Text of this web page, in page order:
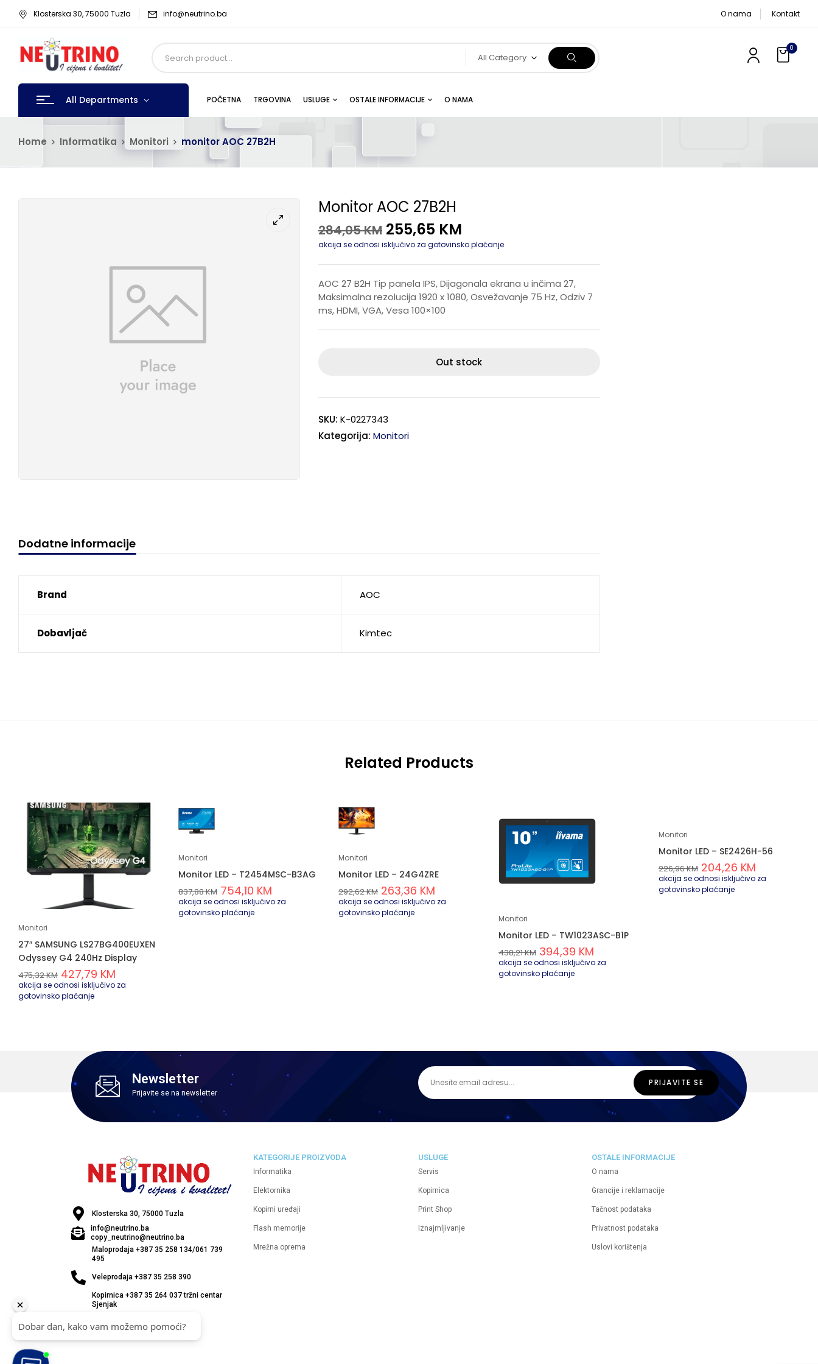
Klosterska 30, 75000 Tuzla info@neutrino.ba O nama Kontakt
All Category
0
All Departments POČETNA TRGOVINA USLUGE OSTALE INFORMACIJE O NAMA
Home Informatika Monitori monitor AOC 27B2H
Monitor AOC 27B2H
284,05KM 255,65 KM
akcija se odnosi isključivo za gotovinsko plaćanje
AOC 27 B2H Tip panela IPS, Dijagonala ekrana u inčima 27,
Maksimalna rezolucija 1920 x 1080, Osvežavanje 75 Hz, Odziv 7
ms, HDMI, VGA, Vesa 100×100
Out stock
SKU: K-0227343
Kategorija: Monitori
Dodatne informacije
Brand AOC
Dobavljač Kimtec
Related Products
Monitori
27″ SAMSUNG LS27BG400EUXEN
Odyssey G4 240Hz Display
475,32KM 427,79 KM
akcija se odnosi isključivo za
gotovinsko plaćanje
Monitori
Monitor LED – T2454MSC-B3AG
837,88KM 754,10 KM
akcija se odnosi isključivo za
gotovinsko plaćanje
Monitori
Monitor LED – 24G4ZRE
292,62KM 263,36 KM
akcija se odnosi isključivo za
gotovinsko plaćanje
Monitori
Monitor LED – TW1023ASC-B1P
438,21KM 394,39 KM
akcija se odnosi isključivo za
gotovinsko plaćanje
Monitori
Monitor LED – SE2426H-56
226,96KM 204,26 KM
akcija se odnosi isključivo za
gotovinsko plaćanje
Newsletter
Prijavite se na newsletter
Klosterska 30, 75000 Tuzla
info@neutrino.ba
copy_neutrino@neutrino.ba
Maloprodaja +387 35 258 134/061 739
495
Veleprodaja +387 35 258 390
Kopirnica +387 35 264 037 tržni centar
Sjenjak
KATEGORIJE PROIZVODA
Informatika
Elektornika
Kopirni uređaji
Flash memorije
Mrežna oprema
USLUGE
Servis
Kopirnica
Print Shop
Iznajmljivanje
OSTALE INFORMACIJE
O nama
Grancije i reklamacije
Tačnost podataka
Privatnost podataka
Uslovi korištenja